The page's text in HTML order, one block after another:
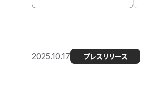
2025.10.17 プレスリリース